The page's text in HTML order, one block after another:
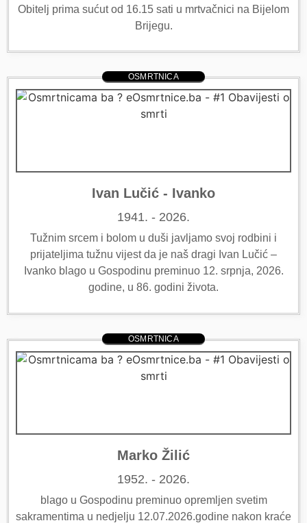
Obitelj prima sućut od 16.15 sati u mrtvačnici na Bijelom
Brijegu.
OSMRTNICA
Ivan Lučić - Ivanko
1941. - 2026.
Tužnim srcem i bolom u duši javljamo svoj rodbini i
prijateljima tužnu vijest da je naš dragi Ivan Lučić –
Ivanko blago u Gospodinu preminuo 12. srpnja, 2026.
godine, u 86. godini života.
OSMRTNICA
Marko Žilić
1952. - 2026.
blago u Gospodinu preminuo opremljen svetim
sakramentima u nedjelju 12.07.2026.godine nakon kraće